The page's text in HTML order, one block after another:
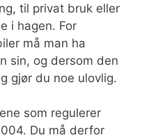
til privat bruk eller
i hagen. For
må man ha
sin, og dersom den
gjør du noe ulovlig.
som regulerer
Du må derfor